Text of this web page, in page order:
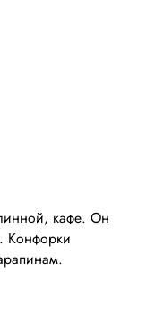
кафе. Он
Конфорки